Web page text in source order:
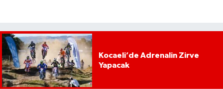
Kocaeli’de Adrenalin Zirve
Yapacak